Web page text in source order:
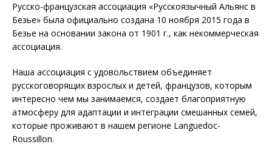
Русско-французская ассоциация «Русскоязычный Альянс в
Безье» была официально создана 10 ноября 2015 года в
Безье на основании закона от 1901 г., как некоммерческая
ассоциация.
Наша ассоциация с удовольствием объединяет
русскоговорящих взрослых и детей, французов, которым
интересно чем мы занимаемся, создает благоприятную
атмосферу для адаптации и интеграции смешанных семей,
которые проживают в нашем регионе Languedoc-
Roussillon.